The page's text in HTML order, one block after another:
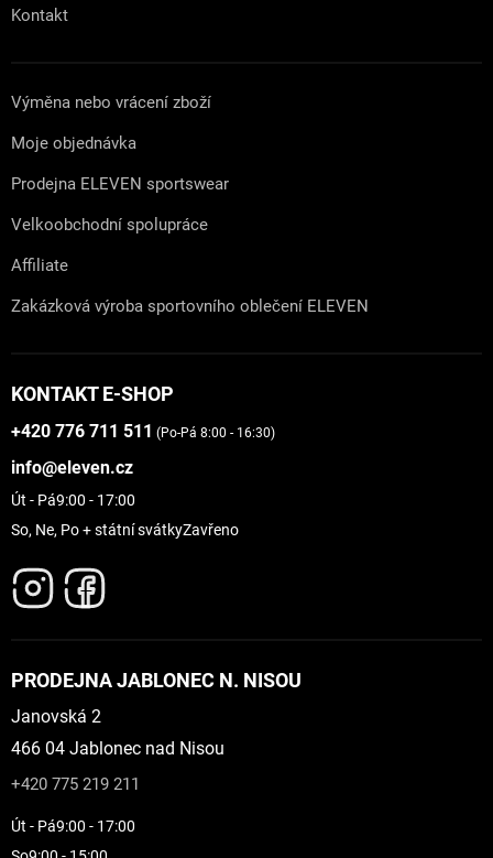
Kontakt
Výměna nebo vrácení zboží
Moje objednávka
Prodejna ELEVEN sportswear
Velkoobchodní spolupráce
Affiliate
Zakázková výroba sportovního oblečení ELEVEN
KONTAKT E-SHOP
+420 776 711 511 (Po-Pá 8:00 - 16:30)
info@eleven.cz
Út - Pá9:00 - 17:00
So, Ne, Po + státní svátkyZavřeno
PRODEJNA JABLONEC N. NISOU
Janovská 2
466 04 Jablonec nad Nisou
+420 775 219 211
Út - Pá9:00 - 17:00